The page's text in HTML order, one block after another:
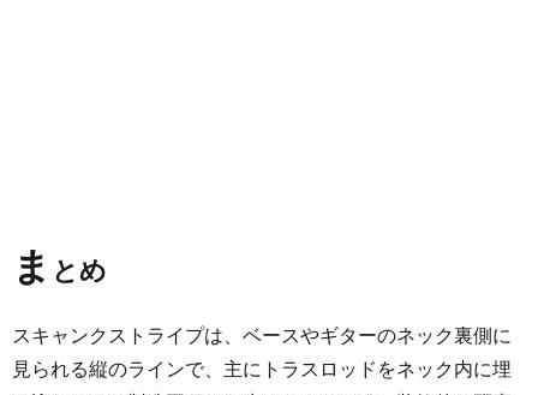
ま とめ
スキャンクストライプは、ベースやギターのネック裏側に
見られる縦のラインで、主にトラスロッドをネック内に埋